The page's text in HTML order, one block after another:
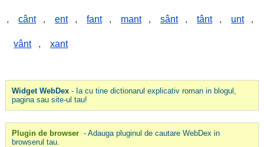
, cânt , ent , fant , mant , sânt , tânt , unt ,
vânt , xant
Widget WebDex- Ia cu tine dictionarul explicativ roman in blogul,
pagina sau site-ul tau!
Plugin de browser - Adauga pluginul de cautare WebDex in
browserul tau.